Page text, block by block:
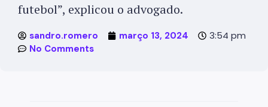
futebol”, explicou o advogado.
sandro.romero março 13, 2024 3:54 pm
No Comments